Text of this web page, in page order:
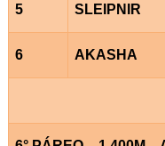
5 SLEIPNIR
6 AKASHA